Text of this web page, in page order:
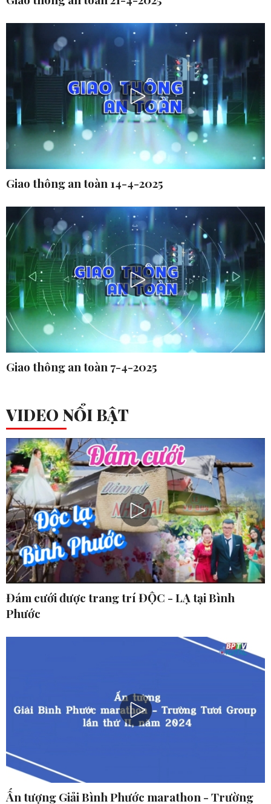
Giao thông an toàn 14-4-2025
Giao thông an toàn 7-4-2025
VIDEO NỔI BẬT
Đám cưới được trang trí ĐỘC - LẠ tại Bình
Phước
Ấn tượng Giải Bình Phước marathon - Trường